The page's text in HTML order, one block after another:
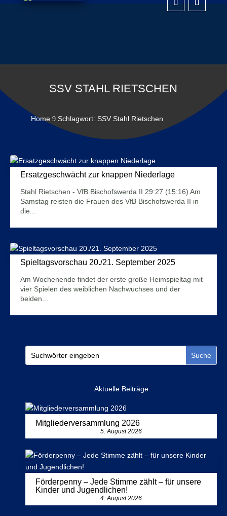
SSV STAHL RIETSCHEN
Home 9 Schlagwort: SSV Stahl Rietschen
Ersatzgeschwächt zur knappen Niederlage
Stahl Rietschen - VfB Bischofswerda II 29:27 (15:16) Am
Samstag reisten die Frauen des VfB Bischofswerda II in
die...
Spieltagsvorschau 20./21. September 2025
Am Wochenende findet der erste große Heimspieltag mit
vier Spielen des weiblichen Nachwuchses und der
beiden...
Aktuelle Beiträge
Mitgliederversammlung 2026
5. August 2026
Förderpenny – Jede Stimme zählt – für unsere
Kinder und Jugendlichen!
4. August 2026